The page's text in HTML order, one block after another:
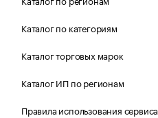
Каталог по категориям
Каталог торговых марок
Каталог ИП по регионам
Правила использования сервиса